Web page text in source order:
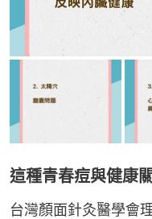
這種青春痘與健康關
台灣顏面針灸醫學會